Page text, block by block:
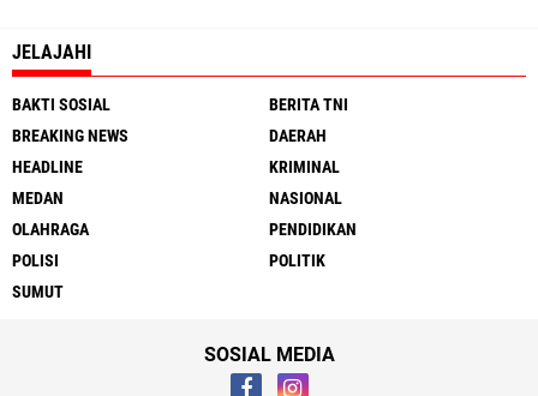
JELAJAHI
BAKTI SOSIAL
BERITA TNI
BREAKING NEWS
DAERAH
HEADLINE
KRIMINAL
MEDAN
NASIONAL
OLAHRAGA
PENDIDIKAN
POLISI
POLITIK
SUMUT
SOSIAL MEDIA